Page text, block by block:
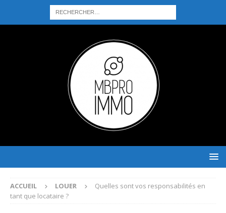
ACCUEIL LOUER
Quelles sont vos responsabilités en
tant que locataire ?